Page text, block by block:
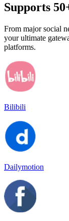
Supports
From major social
your ultimate
platforms.
Bilibili
Dailymotion